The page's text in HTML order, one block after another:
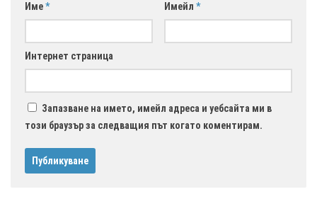
Име* Имейл *
Интернет страница
Запазване на името, имейл адреса и уебсайта ми в
този браузър за следващия път когато коментирам.